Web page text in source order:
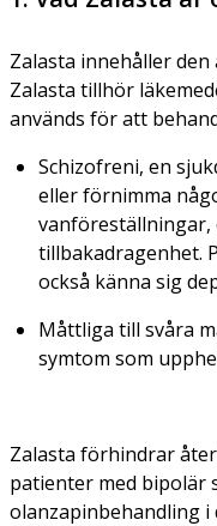
Zalasta innehåller
Zalasta tillhör
används för att
Schizofreni, en
eller förnimma
vanföreställningar,
tillbakadragenhet.
också känna sig
Måttliga till svåra
symtom som
Zalasta förhindrar
patienter med bipolär
olanzapinbehandling i